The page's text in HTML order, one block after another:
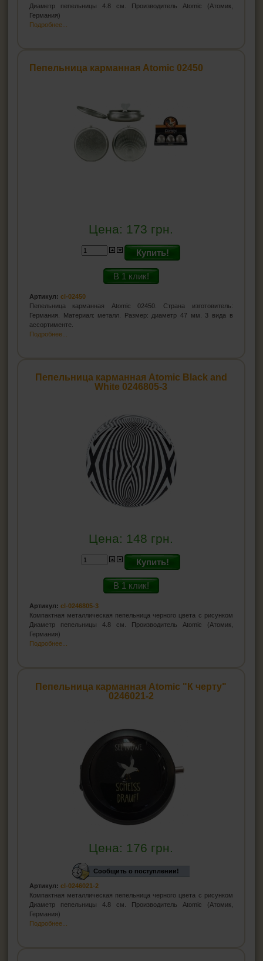
Диаметр пепельницы 4.8 см. Производитель Atomic (Атомик,
Германия)
Подробнее...
Пепельница карманная Atomic 02450
Цена: 173 грн.
Купить!
В 1 клик!
Артикул: cl-02450
Пепельница карманная Atomic 02450. Страна изготовитель:
Германия. Материал: металл. Размер: диаметр 47 мм. 3 вида в
ассортименте.
Подробнее...
Пепельница карманная Atomic Black and
White 0246805-3
Цена: 148 грн.
Купить!
В 1 клик!
Артикул: cl-0246805-3
Компактная металлическая пепельница черного цвета с рисунком
Диаметр пепельницы 4.8 см. Производитель Atomic (Атомик,
Германия)
Подробнее...
Пепельница карманная Atomic "К черту"
0246021-2
Цена: 176 грн.
Сообщить о поступлении!
Артикул: cl-0246021-2
Компактная металлическая пепельница черного цвета с рисунком
Диаметр пепельницы 4.8 см. Производитель Atomic (Атомик,
Германия)
Подробнее...